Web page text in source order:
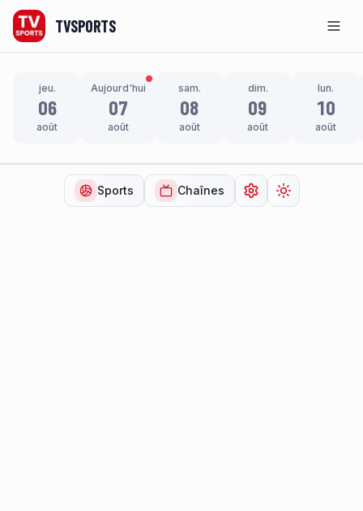
TVSPORTS
jeu.
06
août
Aujourd'hui
07
août
sam.
08
août
dim.
09
août
lun.
10
août
Sports Chaînes Ouvrir lesChanger de